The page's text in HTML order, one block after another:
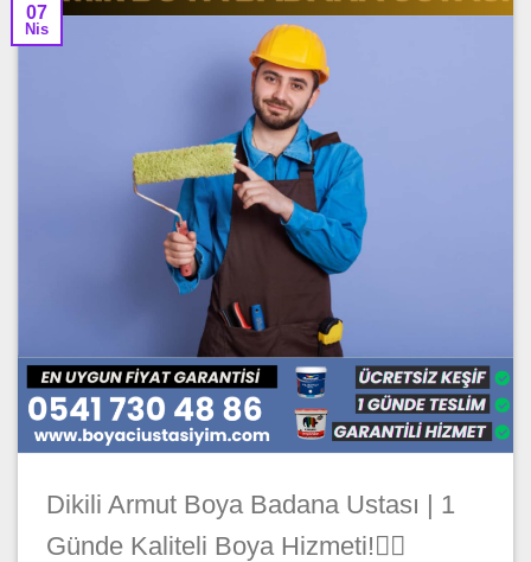
07
Nis
Dikili Armut Boya Badana Ustası | 1
Günde Kaliteli Boya Hizmeti!🦸‍♂️